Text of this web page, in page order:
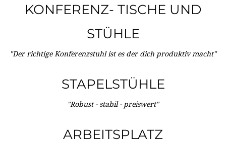
KONFERENZ- TISCHE UND
STÜHLE
"Der richtige Konferenzstuhl ist es der dich produktiv macht"
STAPELSTÜHLE
"Robust - stabil - preiswert"
ARBEITSPLATZ